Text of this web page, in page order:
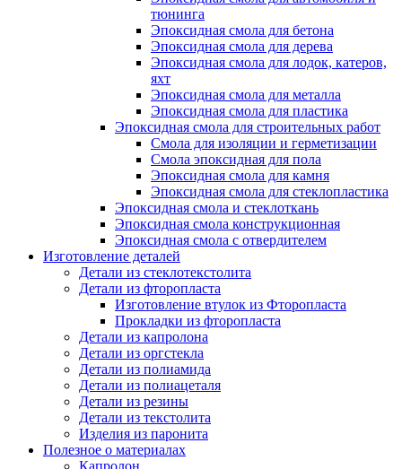
тюнинга
Эпоксидная смола для бетона
Эпоксидная смола для дерева
Эпоксидная смола для лодок, катеров,
яхт
Эпоксидная смола для металла
Эпоксидная смола для пластика
Эпоксидная смола для строительных работ
Смола для изоляции и герметизации
Смола эпоксидная для пола
Эпоксидная смола для камня
Эпоксидная смола для стеклопластика
Эпоксидная смола и стеклоткань
Эпоксидная смола конструкционная
Эпоксидная смола с отвердителем
Изготовление деталей
Детали из стеклотекстолита
Детали из фторопласта
Изготовление втулок из Фторопласта
Прокладки из фторопласта
Детали из капролона
Детали из оргстекла
Детали из полиамида
Детали из полиацеталя
Детали из резины
Детали из текстолита
Изделия из паронита
Полезное о материалах